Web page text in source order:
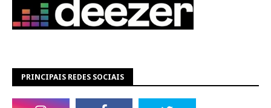
PRINCIPAIS REDES SOCIAIS